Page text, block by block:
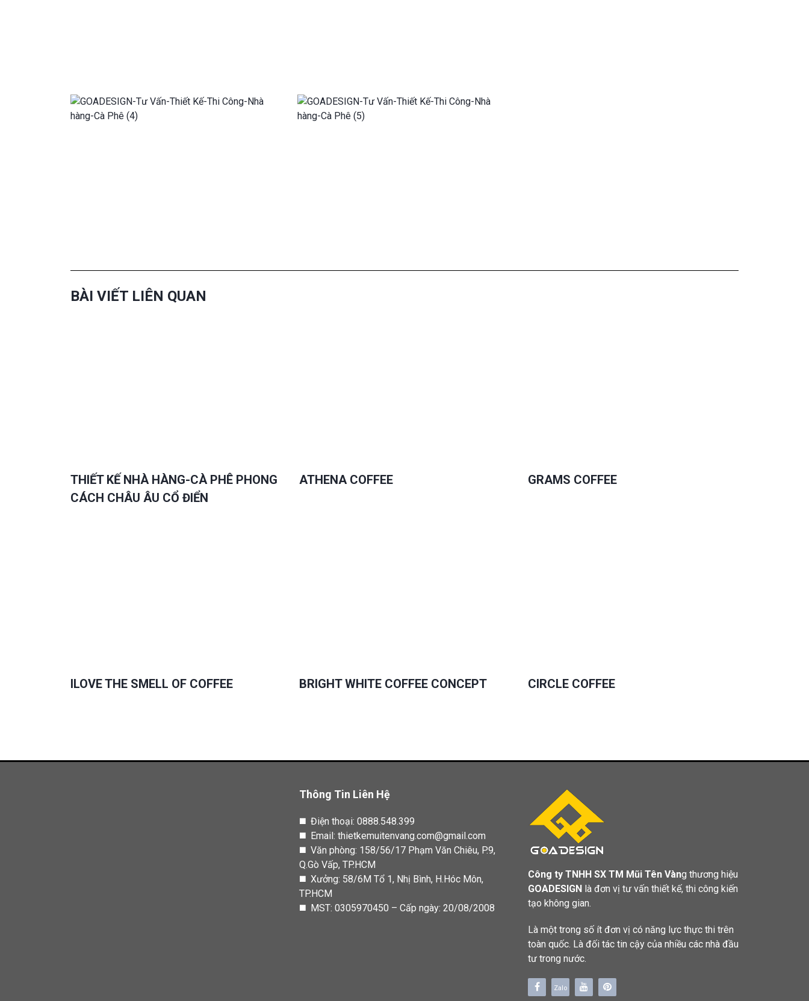
BÀI VIẾT LIÊN QUAN
THIẾT KẾ NHÀ HÀNG-CÀ PHÊ PHONG
CÁCH CHÂU ÂU CỔ ĐIỂN
ATHENA COFFEE GRAMS COFFEE
ILOVE THE SMELL OF COFFEE BRIGHT WHITE COFFEE CONCEPT CIRCLE COFFEE
Thông Tin Liên Hệ
◼️ Điện thoại: 0888.548.399
◼️ Email: thietkemuitenvang.com@gmail.com
◼️ Văn phòng: 158/56/17 Phạm Văn Chiêu, P.9,
Q.Gò Vấp, TP.HCM
◼️ Xưởng: 58/6M Tổ 1, Nhị Bình, H.Hóc Môn,
TP.HCM
◼️ MST: 0305970450 – Cấp ngày: 20/08/2008
Công ty TNHH SX TM Mũi Tên Vàng thương hiệu
GOADESIGN là đơn vị tư vấn thiết kế, thi công kiến
tạo không gian.
Là một trong số ít đơn vị có năng lực thực thi trên
toàn quốc. Là đối tác tin cậy của nhiều các nhà đầu
tư trong nước.
Zalo